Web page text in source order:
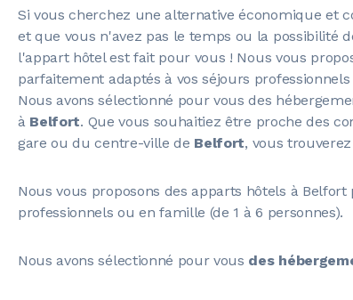
Si vous cherchez une alternative économique et
et que vous n'avez pas le temps ou la possibilité
l'appart hôtel est fait pour vous ! Nous vous
parfaitement adaptés à vos séjours
Nous avons sélectionné pour vous des
à Belfort. Que vous souhaitiez être proche des
gare ou du centre-ville de Belfort, vous
Nous vous proposons des apparts hôtels à
professionnels ou en famille (de 1 à 6 personnes).
Nous avons sélectionné pour vous des